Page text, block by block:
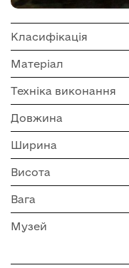
Класифікація
Матеріал
Техніка виконання
Довжина
Ширина
Висота
Вага
Музей